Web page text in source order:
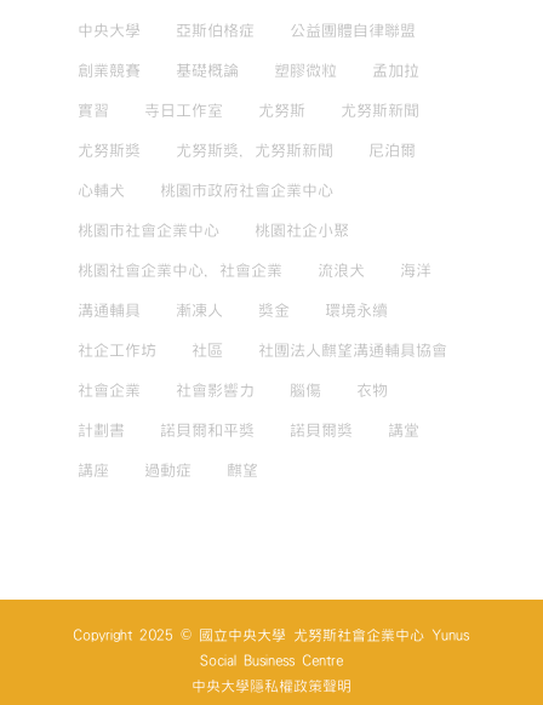
中央大學 亞斯伯格症 公益團體自律聯盟
創業競賽 基礎概論 塑膠微粒 孟加拉
實習 寺日工作室 尤努斯 尤努斯新聞
尤努斯獎 尤努斯獎，尤努斯新聞 尼泊爾
心輔犬 桃園市政府社會企業中心
桃園市社會企業中心 桃園社企小聚
桃園社會企業中心，社會企業 流浪犬 海洋
溝通輔具 漸凍人 獎金 環境永續
社企工作坊 社區 社團法人麒望溝通輔具協會
社會企業 社會影響力 腦傷 衣物
計劃書 諾貝爾和平獎 諾貝爾獎 講堂
講座 過動症 麒望
Copyright 2025 © 國立中央大學 尤努斯社會企業中心 Yunus
Social Business Centre
中央大學隱私權政策聲明